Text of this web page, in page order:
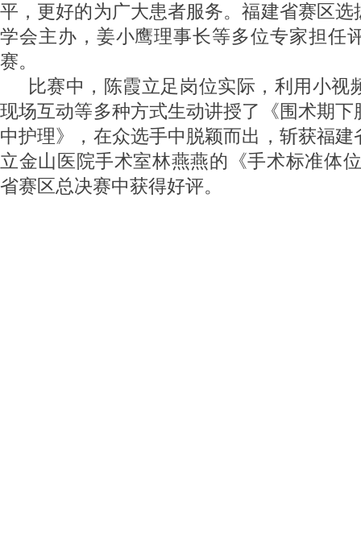
平，更好的为广大患者服务。福建省赛区
学会主办，姜小鹰理事长等多位专家担任
赛。
比赛中，陈霞立足岗位实际，利用小视
现场互动等多种方式生动讲授了《围术期
中护理》，在众选手中脱颖而出，斩获福
立金山医院手术室林燕燕的《手术标准体
省赛区总决赛中获得好评。